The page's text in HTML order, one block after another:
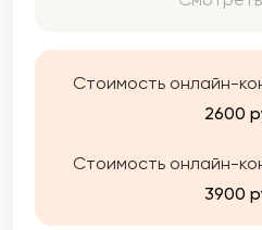
растягиваю процесс
честно: если пойму,
другого специалиста.
Стоимость онлайн-
2600
Стоимость онлайн-
3900